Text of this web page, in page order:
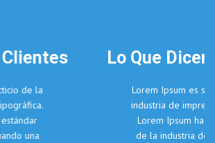
Nuestros Clientes
es simplemente texto ficticio de la
impresión y composición tipográfica.
ha sido el texto ficticio estándar
desde el año 1500, cuando una